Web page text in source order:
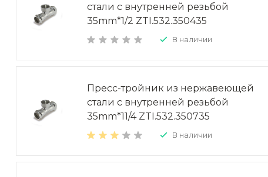
стали с внутренней резьбой
35mm*1/2 ZTI.532.350435
В наличии
Пресс-тройник из нержавеющей
стали с внутренней резьбой
35mm*11/4 ZTI.532.350735
В наличии